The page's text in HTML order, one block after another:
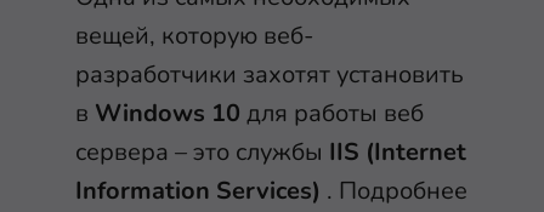
вещей, которую веб-
разработчики захотят установить
в Windows 10 для работы веб
сервера – это службы IIS (Internet
Information Services) . Подробнее